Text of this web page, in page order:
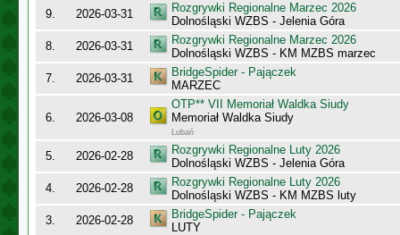
9.
2026-03-31
Rozgrywki Regionalne Marzec 2026
Dolnośląski WZBS - Jelenia Góra
8.
2026-03-31
Rozgrywki Regionalne Marzec 2026
Dolnośląski WZBS - KM MZBS marzec
7.
2026-03-31
BridgeSpider - Pajączek
MARZEC
6. 2026-03-08
OTP** VII Memoriał Waldka Siudy
Memoriał Waldka Siudy
Lubań
5. 2026-02-28
Rozgrywki Regionalne Luty 2026
Dolnośląski WZBS - Jelenia Góra
4.
2026-02-28
Rozgrywki Regionalne Luty 2026
Dolnośląski WZBS - KM MZBS luty
3.
2026-02-28
BridgeSpider - Pajączek
LUTY